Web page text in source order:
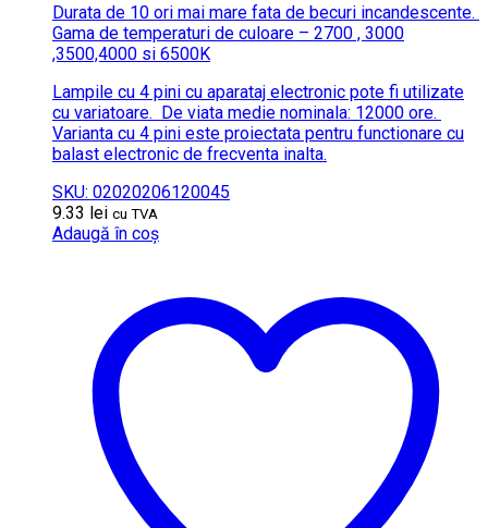
Durata de 10 ori mai mare fata de becuri incandescente.
Gama de temperaturi de culoare – 2700 , 3000
,3500,4000 si 6500K
Lampile cu 4 pini cu aparataj electronic pote fi utilizate
cu variatoare. De viata medie nominala: 12000 ore.
Varianta cu 4 pini este proiectata pentru functionare cu
balast electronic de frecventa inalta.
SKU: 02020206120045
9.33 lei cu TVA
Adaugă în coș